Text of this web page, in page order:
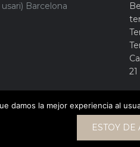
Barcelona
21
damos la mejor experiencia al
ESTOY DE